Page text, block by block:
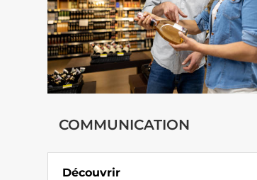
COMMUNICATION
Découvrir